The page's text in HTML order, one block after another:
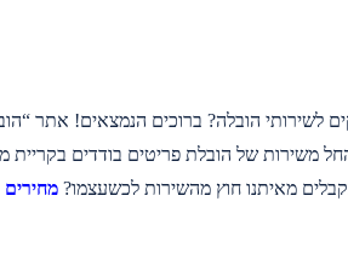
לשירותי הובלה? ברוכים הנמצאים! אתר
משירות של הובלת פריטים בודדים בקריית
מאיתנו חוץ מהשירות לכשעצמו? מחירים